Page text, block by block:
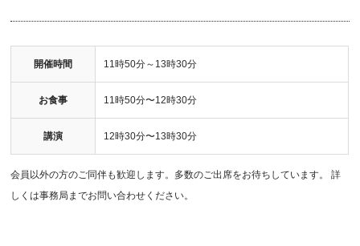
開催時間 11時50分～13時30分
お食事 11時50分〜12時30分
講演 12時30分〜13時30分
会員以外の方のご同伴も歓迎します。多数のご出席をお待ちしています。 詳
しくは事務局までお問い合わせください。